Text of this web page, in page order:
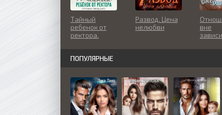
Тайный
ребенок от
ректора.
прошлого
Развод. Цена
нелюбви
вне
ПОПУЛЯРНЫЕ